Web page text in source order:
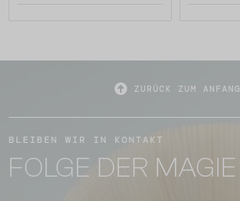
ZURÜCK ZUM ANFANG
BLEIBEN WIR IN KONTAKT
FOLGE DER MAGIE